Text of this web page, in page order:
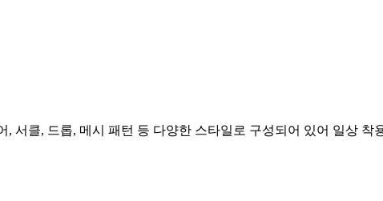
서클, 드롭, 메시 패턴 등 다양한 스타일로 구성되어 있어 일상 착